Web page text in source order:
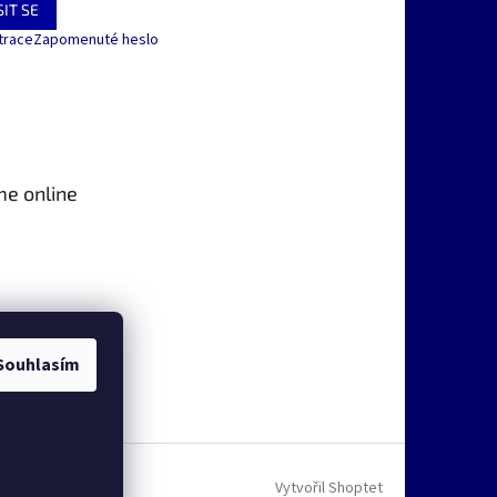
SE
Zapomenuté heslo
online
Vytvořil Shoptet